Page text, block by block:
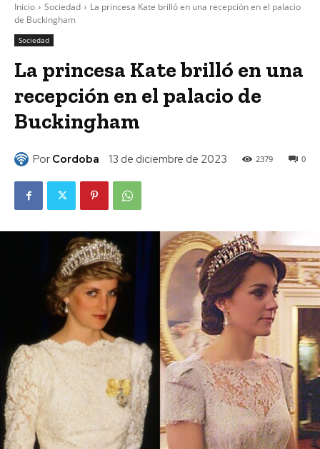
Inicio Sociedad
La princesa Kate brilló en una recepción en el palacio
de Buckingham
Sociedad
La princesa Kate brilló en una
recepción en el palacio de
Buckingham
Por Cordoba 13 de diciembre de 2023 0
2379